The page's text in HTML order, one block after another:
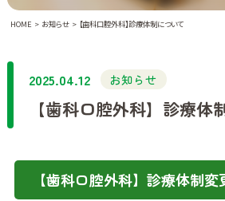
HOME お知らせ 【歯科口腔外科】診療体制について
2025.04.12 お知らせ
【歯科口腔外科】診療体
【歯科口腔外科】診療体制